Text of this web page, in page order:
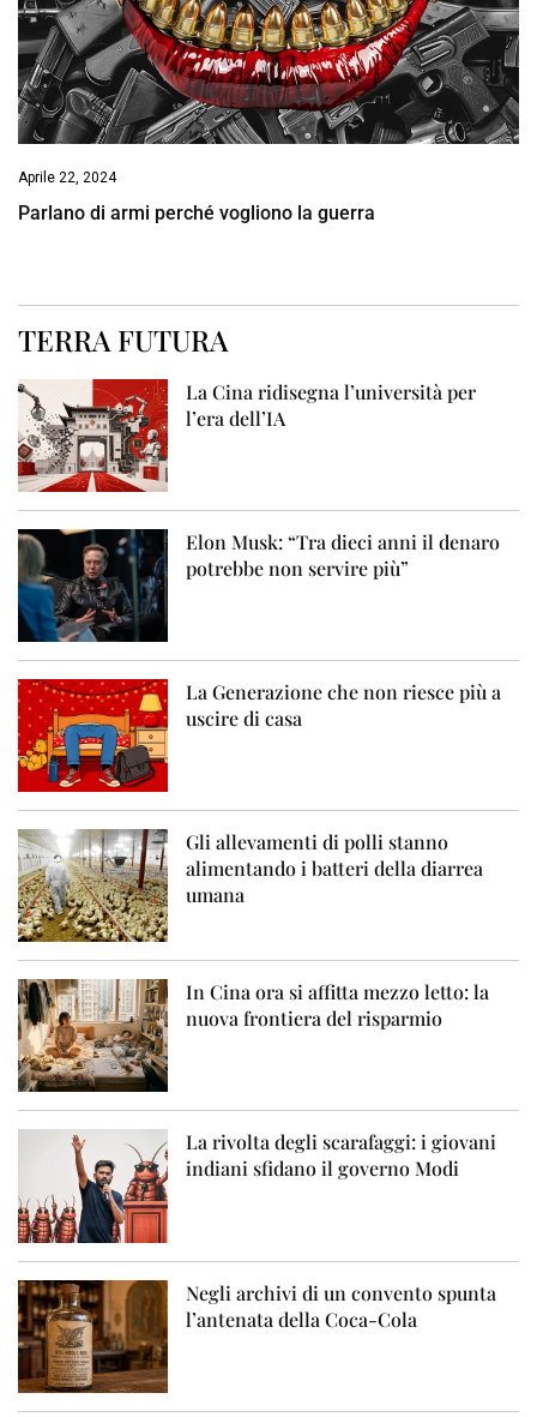
Aprile 22, 2024
Parlano di armi perché vogliono la guerra
TERRA FUTURA
La Cina ridisegna l’università per
l’era dell’IA
Elon Musk: “Tra dieci anni il denaro
potrebbe non servire più”
La Generazione che non riesce più a
uscire di casa
Gli allevamenti di polli stanno
alimentando i batteri della diarrea
umana
In Cina ora si affitta mezzo letto: la
nuova frontiera del risparmio
La rivolta degli scarafaggi: i giovani
indiani sfidano il governo Modi
Negli archivi di un convento spunta
l’antenata della Coca-Cola